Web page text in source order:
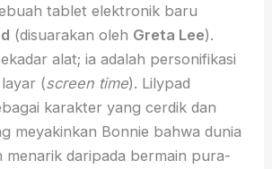
tablet elektronik baru
(disuarakan oleh Greta Lee).
alat; ia adalah personifikasi
(screen time). Lilypad
karakter yang cerdik dan
meyakinkan Bonnie bahwa dunia
menarik daripada bermain pura-